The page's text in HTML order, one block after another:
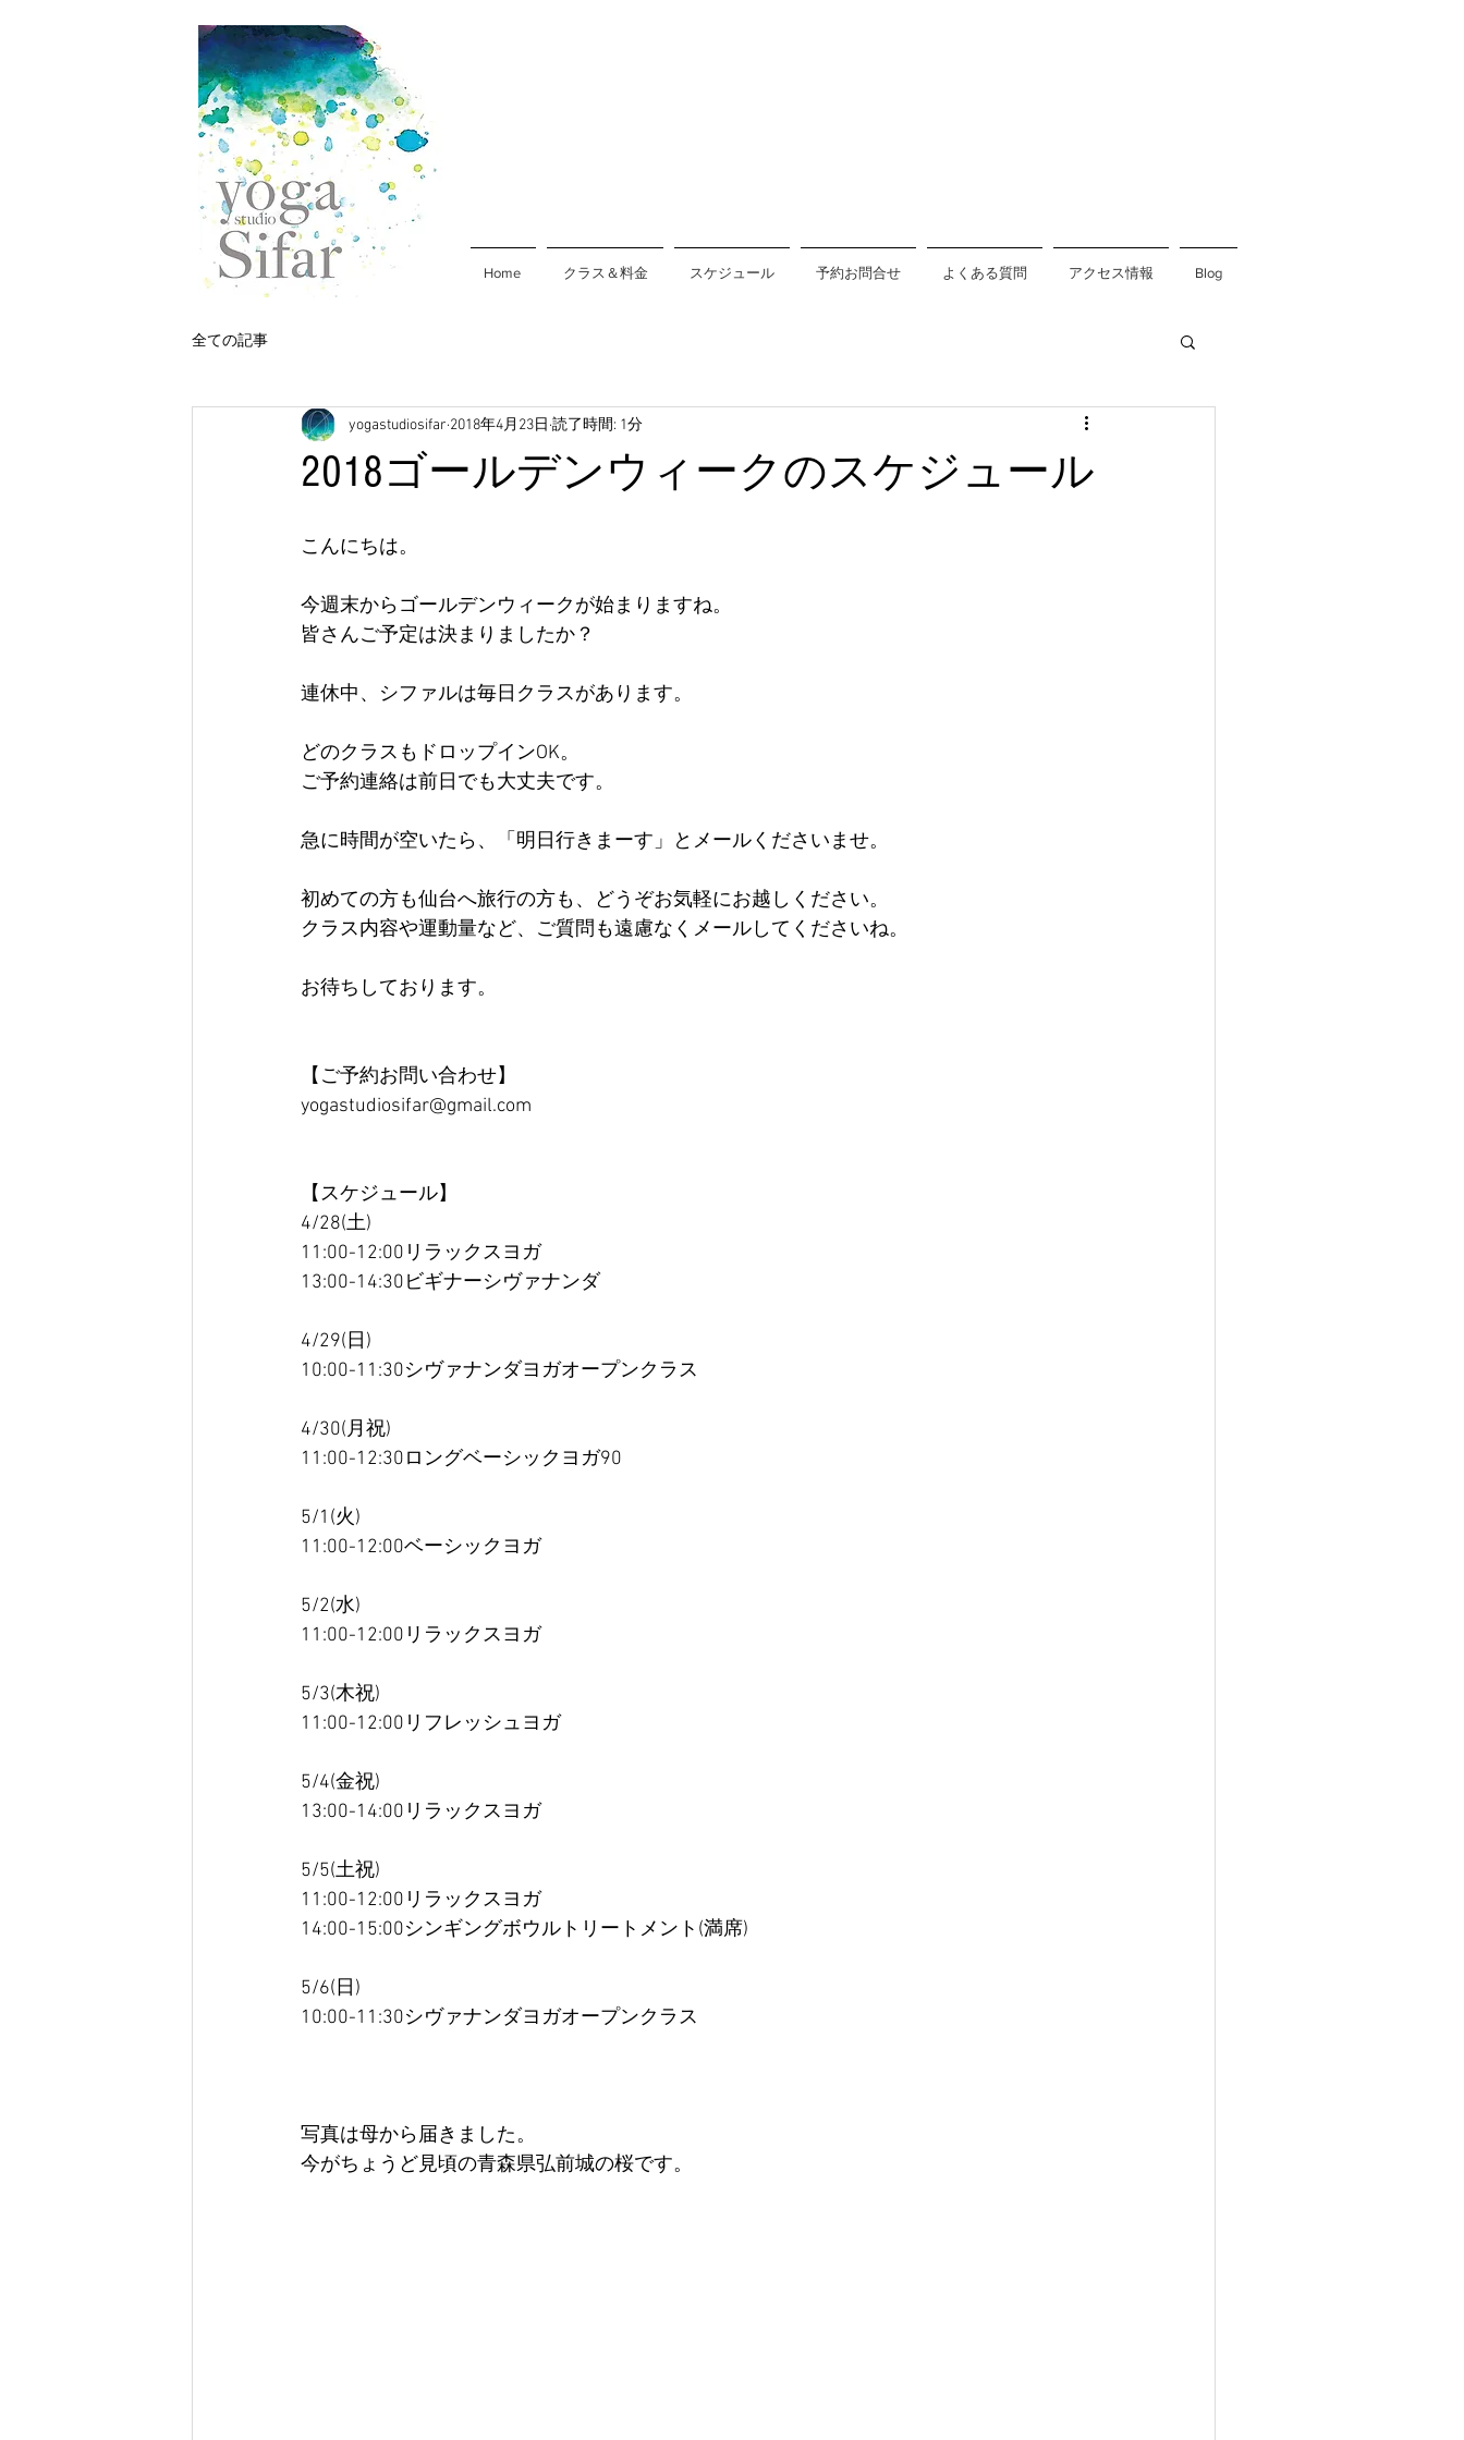
Home クラス＆料金 スケジュール 予約お問合せ よくある質問 アクセス情報 Blog
全ての記事
2018ゴールデンウィークのスケジュール
yogastudiosifar 2018年4月23日 読了時間: 1分
こんにちは。
今週末からゴールデンウィークが始まりますね。
皆さんご予定は決まりましたか？
連休中、シファルは毎日クラスがあります。
どのクラスもドロップインOK。
ご予約連絡は前日でも大丈夫です。
急に時間が空いたら、「明日行きまーす」とメールくださいませ。
初めての方も仙台へ旅行の方も、どうぞお気軽にお越しください。
クラス内容や運動量など、ご質問も遠慮なくメールしてくださいね。
お待ちしております。
【ご予約お問い合わせ】
yogastudiosifar@gmail.com
【スケジュール】
4/28(土)
11:00-12:00リラックスヨガ
13:00-14:30ビギナーシヴァナンダ
4/29(日)
10:00-11:30シヴァナンダヨガオープンクラス
4/30(月祝)
11:00-12:30ロングベーシックヨガ90
5/1(火)
11:00-12:00ベーシックヨガ
5/2(水)
11:00-12:00リラックスヨガ
5/3(木祝)
11:00-12:00リフレッシュヨガ
5/4(金祝)
13:00-14:00リラックスヨガ
5/5(土祝)
11:00-12:00リラックスヨガ
14:00-15:00シンギングボウルトリートメント(満席)
5/6(日)
10:00-11:30シヴァナンダヨガオープンクラス
写真は母から届きました。
今がちょうど見頃の青森県弘前城の桜です。